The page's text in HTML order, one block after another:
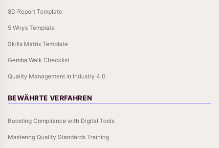
8D Report Template
5 Whys Template
Skills Matrix Template
Gemba Walk Checklist
Quality Management in Industry 4.0
BEWÄHRTE VERFAHREN
Boosting Compliance with Digital Tools
Mastering Quality Standards Training